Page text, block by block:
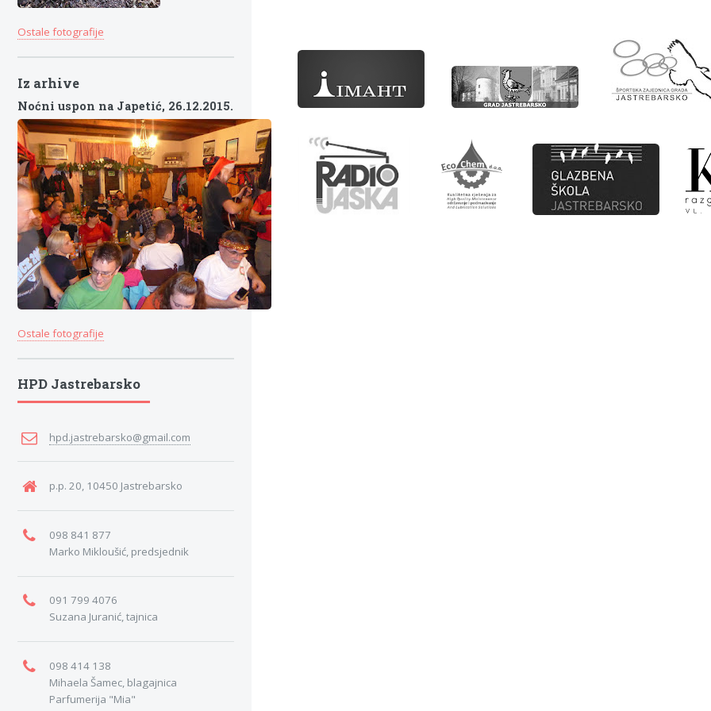
Ostale fotografije
Iz arhive
Noćni uspon na Japetić, 26.12.2015.
Ostale fotografije
HPD Jastrebarsko
hpd.jastrebarsko@gmail.com
p.p. 20, 10450 Jastrebarsko
098 841 877
Marko Mikloušić, predsjednik
091 799 4076
Suzana Juranić, tajnica
098 414 138
Mihaela Šamec, blagajnica
Parfumerija "Mia"